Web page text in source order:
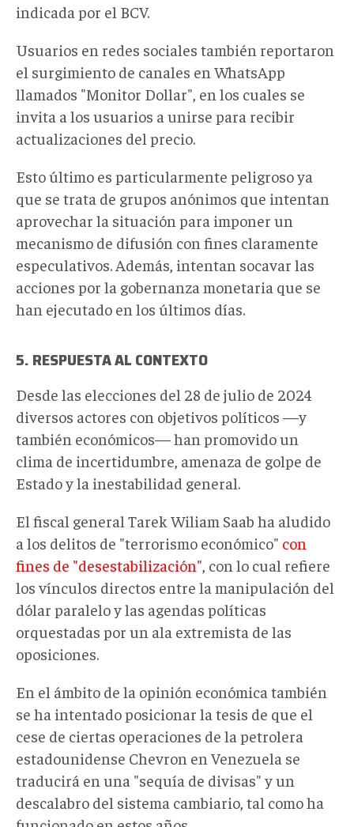
indicada por el BCV.
Usuarios en redes sociales también reportaron
el surgimiento de canales en WhatsApp
llamados "Monitor Dollar", en los cuales se
invita a los usuarios a unirse para recibir
actualizaciones del precio.
Esto último es particularmente peligroso ya
que se trata de grupos anónimos que intentan
aprovechar la situación para imponer un
mecanismo de difusión con fines claramente
especulativos. Además, intentan socavar las
acciones por la gobernanza monetaria que se
han ejecutado en los últimos días.
5. RESPUESTA AL CONTEXTO
Desde las elecciones del 28 de julio de 2024
diversos actores con objetivos políticos —y
también económicos— han promovido un
clima de incertidumbre, amenaza de golpe de
Estado y la inestabilidad general.
El fiscal general Tarek Wiliam Saab ha aludido
a los delitos de "terrorismo económico" con
fines de "desestabilización" , con lo cual refiere
los vínculos directos entre la manipulación del
dólar paralelo y las agendas políticas
orquestadas por un ala extremista de las
oposiciones.
En el ámbito de la opinión económica también
se ha intentado posicionar la tesis de que el
cese de ciertas operaciones de la petrolera
estadounidense Chevron en Venezuela se
traducirá en una "sequía de divisas" y un
descalabro del sistema cambiario, tal como ha